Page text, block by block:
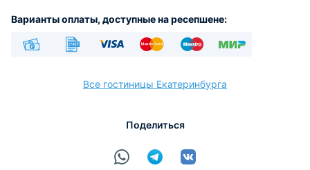
Варианты оплаты, доступные на ресепшене:
Все гостиницы Екатеринбурга
Поделиться